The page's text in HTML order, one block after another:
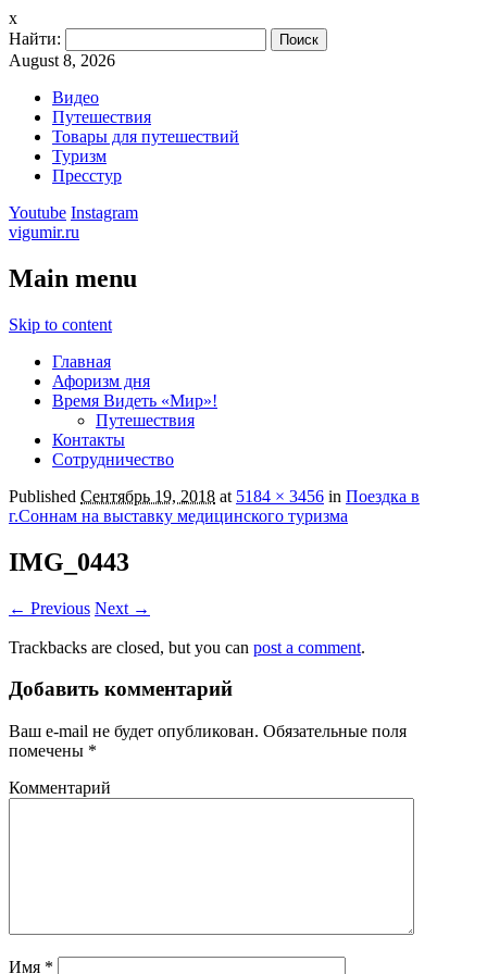
x
Найти:
August 8, 2026
Видео
Путешествия
Товары для путешествий
Туризм
Пресстур
Youtube Instagram
vigumir.ru
Main menu
Skip to content
Главная
Афоризм дня
Время Видеть «Мир»!
Путешествия
Контакты
Сотрудничество
Published Сентябрь 19, 2018 at 5184 × 3456 in Поездка в
г.Соннам на выставку медицинского туризма
IMG_0443
← Previous Next →
Trackbacks are closed, but you can post a comment.
Добавить комментарий
Ваш e-mail не будет опубликован. Обязательные поля
помечены *
Комментарий
Имя *